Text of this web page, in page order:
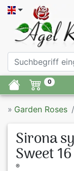
0
» Garden Roses
Sirona
Sweet 16
®